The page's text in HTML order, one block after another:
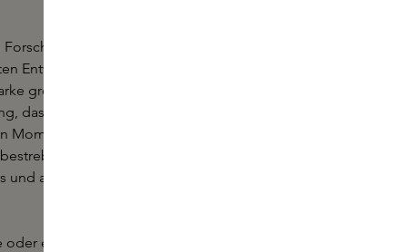
verschrieben. Das
Entwicklungen im Bereich der
großen Wert auf ein
dass es bei der Hautpflege nicht
Moment der Selbstpflege und
Produkte zu entwickeln,
angenehmes Erlebnis bei der
ein spezielles Produkt für Ihre